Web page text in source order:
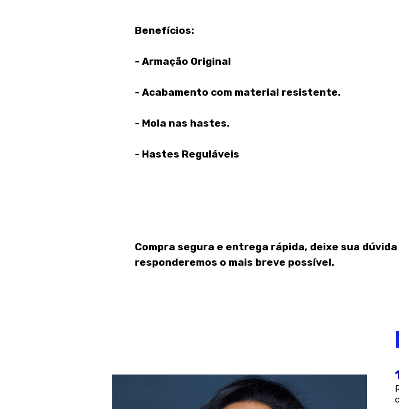
Benefícios:
- Armação Original
- Acabamento com material resistente.
- Mola nas hastes.
- Hastes Reguláveis
Compra segura e entrega rápida, deixe sua dúvida
responderemos o mais breve possível.